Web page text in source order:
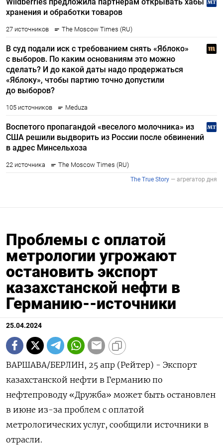
Проблемы с оплатой
метрологии угрожают
остановить экспорт
казахстанской нефти в
Германию--источники
25.04.2024
ВАРШАВА/БЕРЛИН, 25 апр (Рейтер) - Экспорт
казахстанской нефти в Германию по
нефтепроводу «Дружба» может быть остановлен
в июне из-за проблем с оплатой
метрологических услуг, сообщили источники в
отрасли.